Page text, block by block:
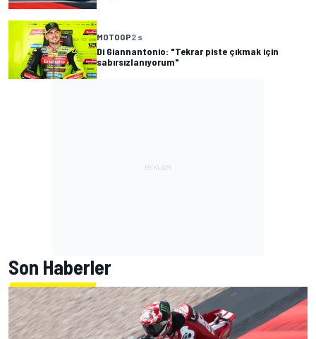
MOTOGP2 s
Di Giannantonio: "Tekrar piste çıkmak için
sabırsızlanıyorum"
Son Haberler